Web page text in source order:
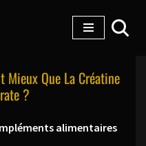
Que La Créatine
?
alimentaires